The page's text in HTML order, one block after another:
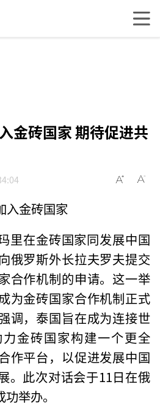
金砖国家 期待促进共
入金砖国家
里在金砖国家同发展中国
俄罗斯外长拉夫罗夫提交
合作机制的申请。这一举
为金砖国家合作机制正式
调，泰国旨在成为连接世
金砖国家构建一个更全
作平台，以促进发展中国
。此次对话会于11日在俄
举办。